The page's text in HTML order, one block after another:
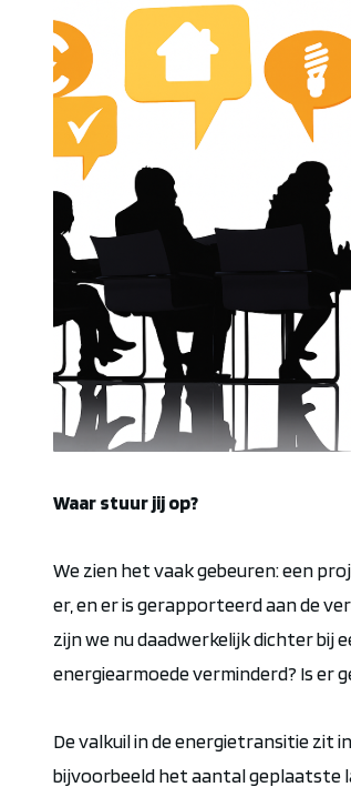
Waar stuur jij op?
We zien het vaak gebeuren: een
er, en er is gerapporteerd aan de
zijn we nu daadwerkelijk dichter bij
energiearmoede verminderd? Is er
De valkuil in de energietransitie zit
bijvoorbeeld het aantal geplaatste